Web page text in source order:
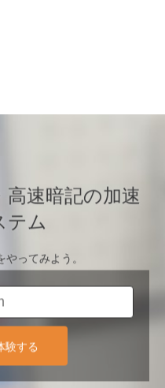
高速暗記の加速
テム
ってみよう。
験する